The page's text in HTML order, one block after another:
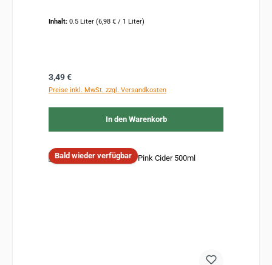
Inhalt: 0.5 Liter (6,98 € / 1 Liter)
Regulärer Preis:
3,49 €
Preise inkl. MwSt. zzgl. Versandkosten
In den Warenkorb
Bald wieder verfügbar